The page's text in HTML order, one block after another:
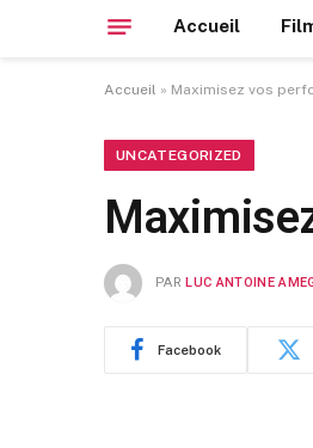
Accueil
Accueil » Maximisez vos
UNCATEGORIZED
PAR LUC ANTOINE
Facebook